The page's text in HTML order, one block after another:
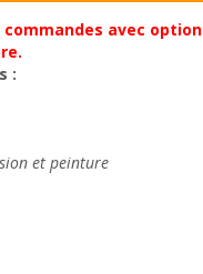
avec option
:
et peinture